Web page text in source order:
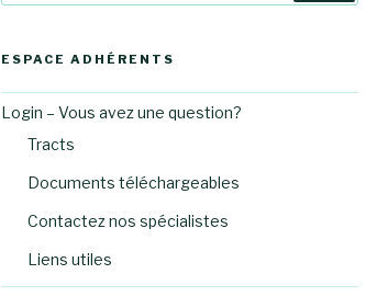
:
ESPACE ADHÉRENTS
Login – Vous avez une question?
Tracts
Documents téléchargeables
Contactez nos spécialistes
Liens utiles